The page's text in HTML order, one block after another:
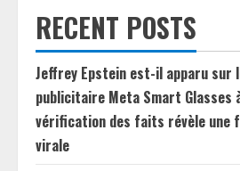
RECENT POSTS
Jeffrey Epstein est-il apparu sur
publicitaire Meta Smart Glasses
vérification des faits révèle une
virale